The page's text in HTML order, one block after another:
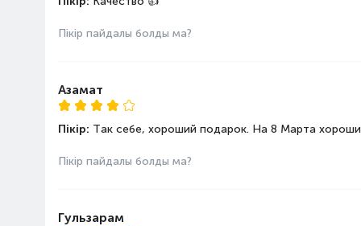
Пікір пайдалы болды ма?
Азамат
Пікір: Так себе, хороший подарок. На 8 Марта
Пікір пайдалы болды ма?
Гульзарам